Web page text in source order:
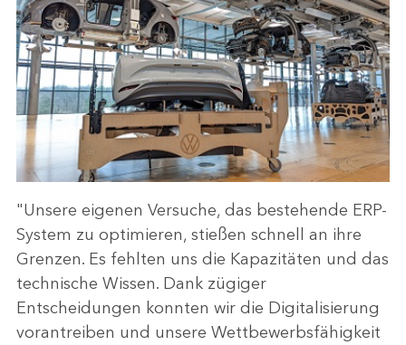
"Unsere eigenen Versuche, das bestehende ERP-
System zu optimieren, stießen schnell an ihre
Grenzen. Es fehlten uns die Kapazitäten und das
technische Wissen. Dank zügiger
Entscheidungen konnten wir die Digitalisierung
vorantreiben und unsere Wettbewerbsfähigkeit